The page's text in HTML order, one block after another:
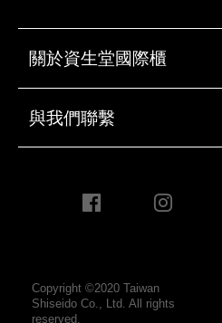
關於資生堂國際櫃
與我們聯繫
Copyright ©2020 Taiwan
Shiseido Co., Ltd. All rights
reserved.